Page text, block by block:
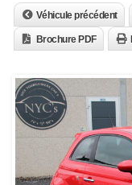
Véhicule précédent
Brochure PDF